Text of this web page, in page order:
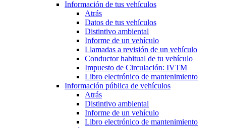
Información de tus vehículos
Atrás
Datos de tus vehículos
Distintivo ambiental
Informe de un vehículo
Llamadas a revisión de un vehículo
Conductor habitual de tu vehículo
Impuesto de Circulación: IVTM
Libro electrónico de mantenimiento
Información pública de vehículos
Atrás
Distintivo ambiental
Informe de un vehículo
Libro electrónico de mantenimiento